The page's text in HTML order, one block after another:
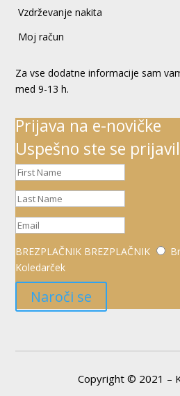
Vzdrževanje nakita
Moj račun
Za vse dodatne informacije sam
med 9-13 h.
Prijava na e-novičke
Uspešno ste se
BREZPLAČNIK BREZPLAČNIK
Koledarček
Naroči se
Copyright © 2021 –